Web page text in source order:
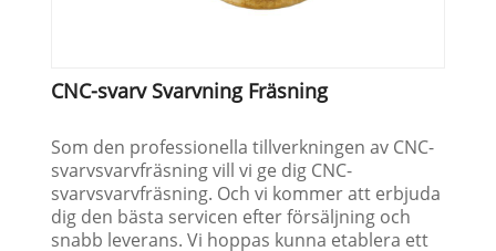
CNC-svarv Svarvning Fräsning
Som den professionella tillverkningen av CNC-
svarvsvarvfräsning vill vi ge dig CNC-
svarvsvarvfräsning. Och vi kommer att erbjuda
dig den bästa servicen efter försäljning och
snabb leverans. Vi hoppas kunna etablera ett